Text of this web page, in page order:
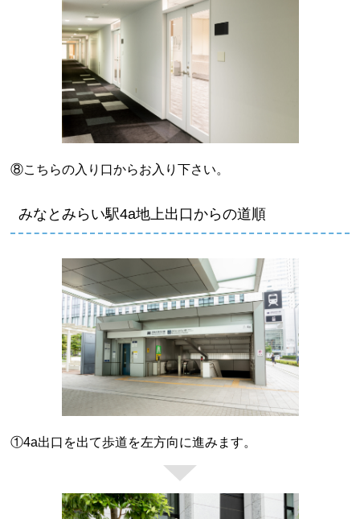
⑧こちらの入り口からお入り下さい。
みなとみらい駅4a地上出口からの道順
①4a出口を出て歩道を左方向に進みます。